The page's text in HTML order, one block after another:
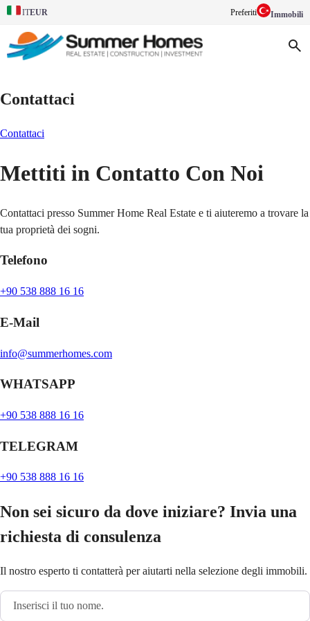
ITEUR Preferiti Immobili
Contattaci
Contattaci
Mettiti in Contatto Con Noi
Contattaci presso Summer Home Real Estate e ti aiuteremo a trovare la
tua proprietà dei sogni.
Telefono
+90 538 888 16 16
E-Mail
info@summerhomes.com
WHATSAPP
+90 538 888 16 16
TELEGRAM
+90 538 888 16 16
Non sei sicuro da dove iniziare? Invia una
richiesta di consulenza
Il nostro esperto ti contatterà per aiutarti nella selezione degli immobili.